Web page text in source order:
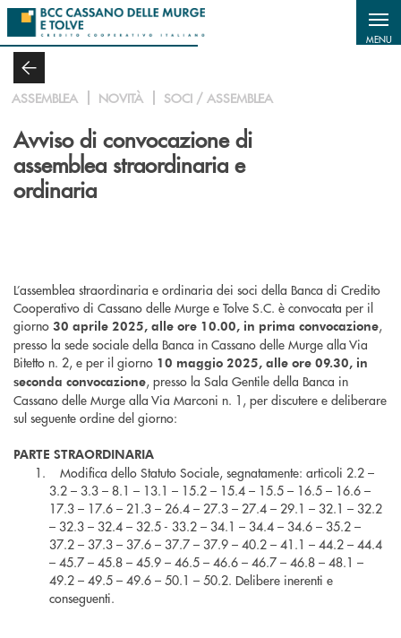
Salta al contenuto principale
MENU
ASSEMBLEA NOVITÀ SOCI / ASSEMBLEA
Avviso di convocazione di
assemblea straordinaria e
ordinaria
L’assemblea straordinaria e ordinaria dei soci della Banca di Credito
Cooperativo di Cassano delle Murge e Tolve S.C. è convocata per il
giorno 30 aprile 2025, alle ore 10.00, in prima convocazione,
presso la sede sociale della Banca in Cassano delle Murge alla Via
Bitetto n. 2, e per il giorno 10 maggio 2025, alle ore 09.30, in
seconda convocazione, presso la Sala Gentile della Banca in
Cassano delle Murge alla Via Marconi n. 1, per discutere e deliberare
sul seguente ordine del giorno:
PARTE STRAORDINARIA
Modifica dello Statuto Sociale, segnatamente: articoli 2.2 –
3.2 – 3.3 – 8.1 – 13.1 – 15.2 – 15.4 – 15.5 – 16.5 – 16.6 –
17.3 – 17.6 – 21.3 – 26.4 – 27.3 – 27.4 – 29.1 – 32.1 – 32.2
– 32.3 – 32.4 – 32.5 - 33.2 – 34.1 – 34.4 – 34.6 – 35.2 –
37.2 – 37.3 – 37.6 – 37.7 – 37.9 – 40.2 – 41.1 – 44.2 – 44.4
– 45.7 – 45.8 – 45.9 – 46.5 – 46.6 – 46.7 – 46.8 – 48.1 –
49.2 – 49.5 – 49.6 – 50.1 – 50.2. Delibere inerenti e
conseguenti.